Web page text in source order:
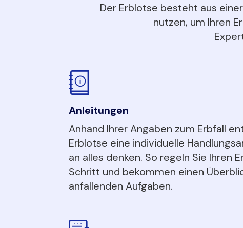
Der Erblotse besteht aus
nutzen, um Ihren
Anleitungen
Anhand Ihrer Angaben zum Erbfall
Erblotse eine individuelle
an alles denken. So regeln Sie Ihren
Schritt und bekommen einen
anfallenden Aufgaben.